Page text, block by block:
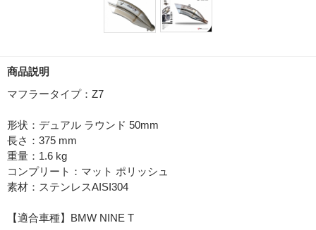
商品説明
マフラータイプ：Z7
形状：デュアル ラウンド 50mm
長さ：375 mm
重量：1.6 kg
コンプリート：マット ポリッシュ
素材：ステンレスAISI304
【適合車種】BMW NINE T